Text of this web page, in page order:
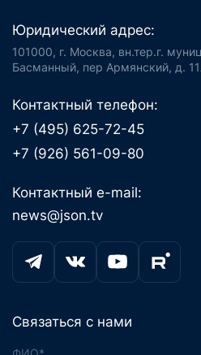
Юридический адрес:
101000, г. Москва, вн.тер.г.
Басманный, пер Армянский, д.
Контактный телефон:
+7 (495) 625-72-45
+7 (926) 561-09-80
Контактный e-mail:
news@json.tv
Связаться с нами